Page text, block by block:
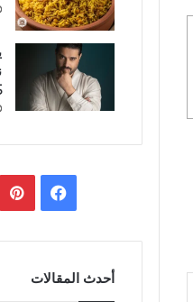
فيسبوك
أحدث المقالات